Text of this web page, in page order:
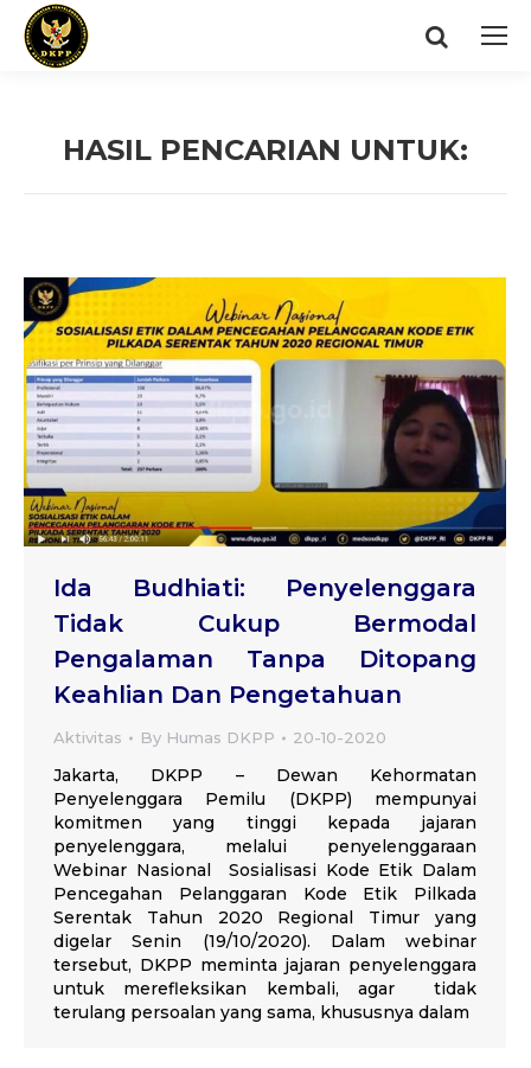
Search:
HASIL PENCARIAN UNTUK:
Ida Budhiati: Penyelenggara
Tidak Cukup Bermodal
Pengalaman Tanpa Ditopang
Keahlian Dan Pengetahuan
Aktivitas By Humas DKPP 20-10-2020
Jakarta, DKPP – Dewan Kehormatan
Penyelenggara Pemilu (DKPP) mempunyai
komitmen yang tinggi kepada jajaran
penyelenggara, melalui penyelenggaraan
Webinar Nasional Sosialisasi Kode Etik Dalam
Pencegahan Pelanggaran Kode Etik Pilkada
Serentak Tahun 2020 Regional Timur yang
digelar Senin (19/10/2020). Dalam webinar
tersebut, DKPP meminta jajaran penyelenggara
untuk merefleksikan kembali, agar tidak
terulang persoalan yang sama, khususnya dalam